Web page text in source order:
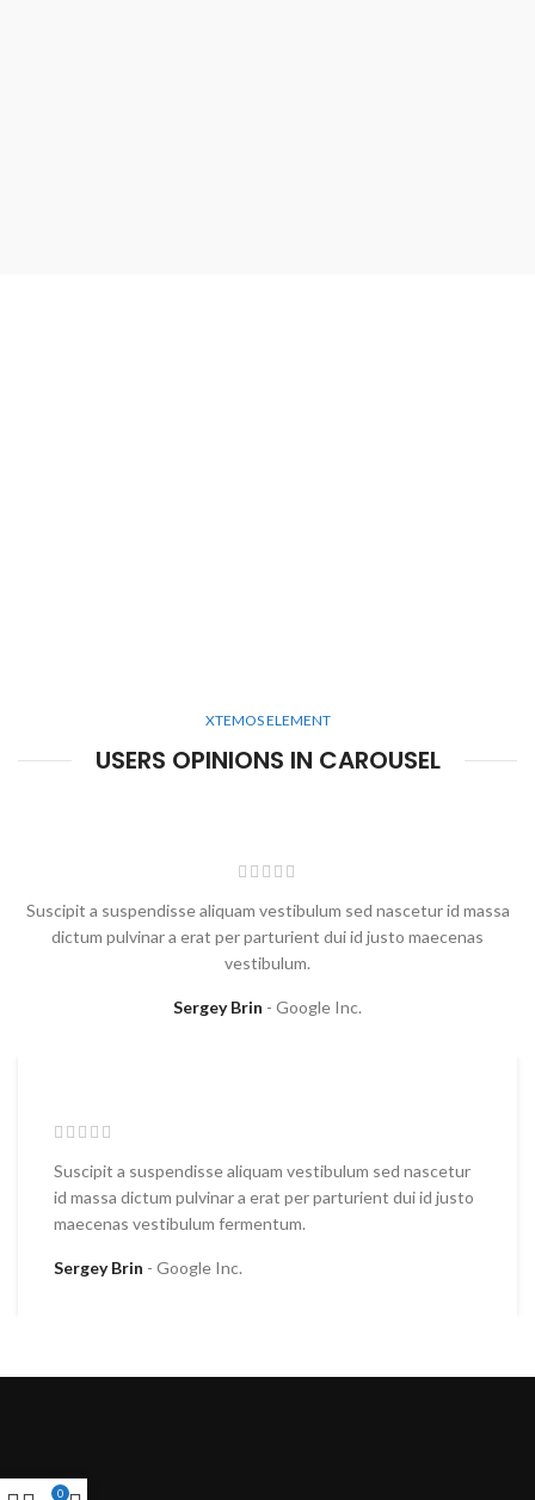
XTEMOS ELEMENT
USERS OPINIONS IN CAROUSEL
Suscipit a suspendisse aliquam vestibulum sed nascetur id massa
dictum pulvinar a erat per parturient dui id justo maecenas
vestibulum.
Sergey Brin Google Inc.
Suscipit a suspendisse aliquam vestibulum sed nascetur
id massa dictum pulvinar a erat per parturient dui id justo
maecenas vestibulum fermentum.
Sergey Brin Google Inc.
0